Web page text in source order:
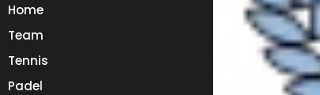
Home
Team
Tennis
Padel